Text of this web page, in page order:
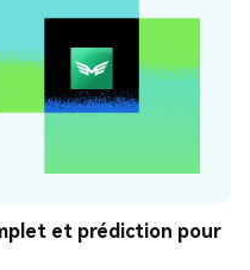
et prédiction pour